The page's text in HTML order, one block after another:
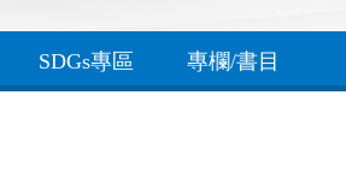
SDGs專區 專欄/書目